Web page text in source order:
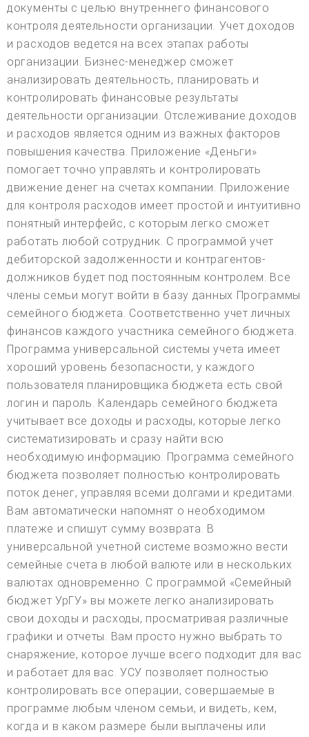
документы с целью внутреннего финансового
контроля деятельности организации. Учет доходов
и расходов ведется на всех этапах работы
организации. Бизнес-менеджер сможет
анализировать деятельность, планировать и
контролировать финансовые результаты
деятельности организации. Отслеживание доходов
и расходов является одним из важных факторов
повышения качества. Приложение «Деньги»
помогает точно управлять и контролировать
движение денег на счетах компании. Приложение
для контроля расходов имеет простой и интуитивно
понятный интерфейс, с которым легко сможет
работать любой сотрудник. С программой учет
дебиторской задолженности и контрагентов-
должников будет под постоянным контролем. Все
члены семьи могут войти в базу данных Программы
семейного бюджета. Соответственно учет личных
финансов каждого участника семейного бюджета.
Программа универсальной системы учета имеет
хороший уровень безопасности, у каждого
пользователя планировщика бюджета есть свой
логин и пароль. Календарь семейного бюджета
учитывает все доходы и расходы, которые легко
систематизировать и сразу найти всю
необходимую информацию. Программа семейного
бюджета позволяет полностью контролировать
поток денег, управляя всеми долгами и кредитами.
Вам автоматически напомнят о необходимом
платеже и спишут сумму возврата. В
универсальной учетной системе возможно вести
семейные счета в любой валюте или в нескольких
валютах одновременно. С программой «Семейный
бюджет УрГУ» вы можете легко анализировать
свои доходы и расходы, просматривая различные
графики и отчеты. Вам просто нужно выбрать то
снаряжение, которое лучше всего подходит для вас
и работает для вас. УСУ позволяет полностью
контролировать все операции, совершаемые в
программе любым членом семьи, и видеть, кем,
когда и в каком размере были выплачены или